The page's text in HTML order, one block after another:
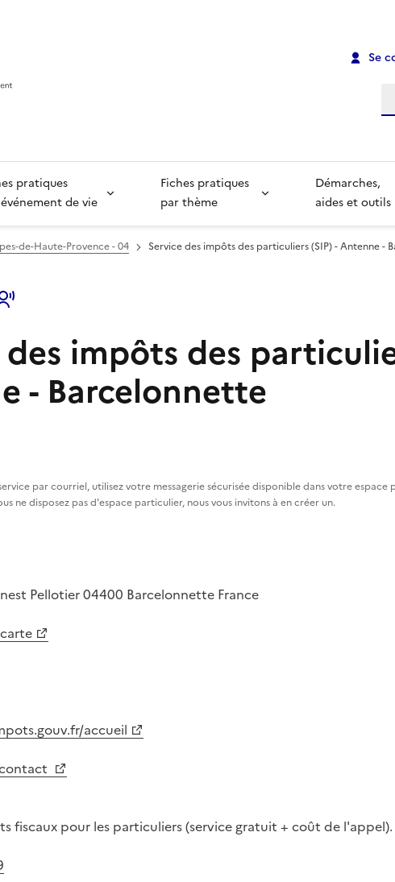
Se
pratiques
de vie
Fiches pratiques
par thème
Démarches,
aides et outils
de-Haute-Provence - 04 Service des impôts des particuliers (SIP) - Antenne -
impôts des
- Barcelonnette
par courriel, utilisez votre messagerie sécurisée disponible dans votre espace
ne disposez pas d'espace particulier, nous vous invitons à en créer un.
Pellotier04400 Barcelonnette France
accueil
fiscaux pour les particuliers (service gratuit + coût de